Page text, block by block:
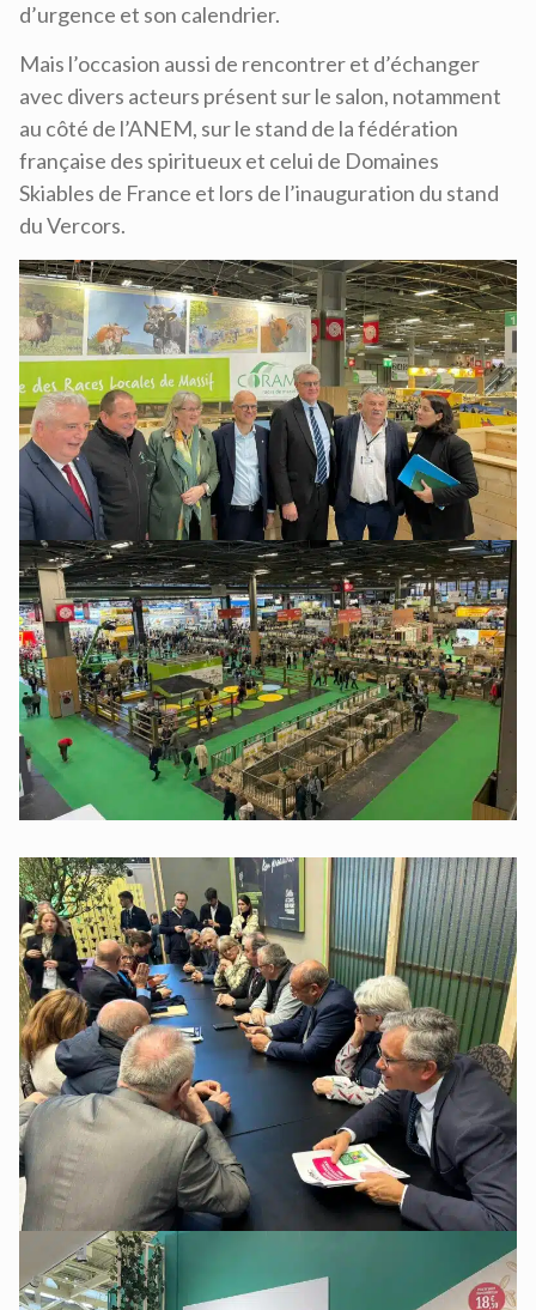
d’urgence et son calendrier.
Mais l’occasion aussi de rencontrer et d’échanger
avec divers acteurs présent sur le salon, notamment
au côté de l’ANEM, sur le stand de la fédération
française des spiritueux et celui de Domaines
Skiables de France et lors de l’inauguration du stand
du Vercors.